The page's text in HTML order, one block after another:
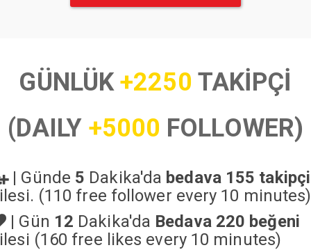
GÜNLÜK+2250 TAKİPÇİ
(DAILY +5000 FOLLOWER)
| Günde 5 Dakika'da bedava 155 takipçi
(110 free follower every 10 minutes)
| Gün 12 Dakika'da Bedava 220 beğeni
(160 free likes every 10 minutes)